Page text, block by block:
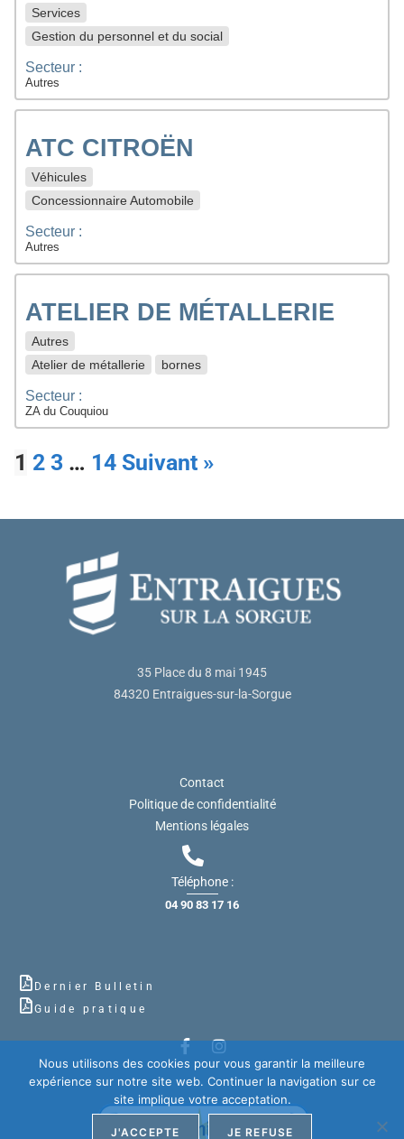
Services
Gestion du personnel et du social
Secteur :
Autres
ATC CITROËN
Véhicules
Concessionnaire Automobile
Secteur :
Autres
ATELIER DE MÉTALLERIE
Autres
Atelier de métallerie
bornes
Secteur :
ZA du Couquiou
1 2 3 … 14 Suivant »
35 Place du 8 mai 1945
84320 Entraigues-sur-la-Sorgue
Contact
Politique de confidentialité
Mentions légales
Téléphone :
04 90 83 17 16
Dernier Bulletin
Guide pratique
Nous utilisons des cookies pour vous garantir la meilleure
expérience sur notre site web. Continuer la navigation sur ce
site implique votre acceptation.
J'ACCEPTE JE REFUSE